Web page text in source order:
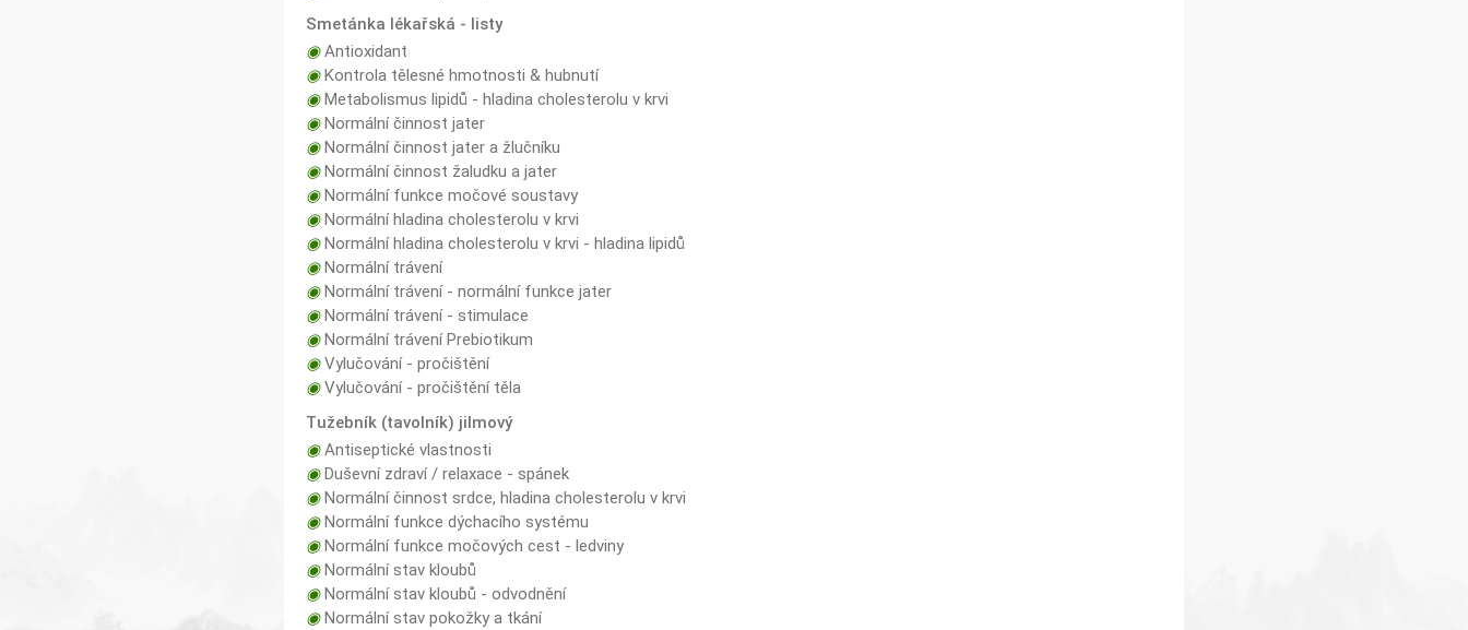
Smetánka lékařská - listy
◉Antioxidant
◉Kontrola tělesné hmotnosti & hubnutí
◉Metabolismus lipidů - hladina cholesterolu v krvi
◉Normální činnost jater
◉Normální činnost jater a žlučníku
◉Normální činnost žaludku a jater
◉Normální funkce močové soustavy
◉Normální hladina cholesterolu v krvi
◉Normální hladina cholesterolu v krvi - hladina lipidů
◉Normální trávení
◉Normální trávení - normální funkce jater
◉Normální trávení - stimulace
◉Normální trávení Prebiotikum
◉Vylučování - pročištění
◉Vylučování - pročištění těla
Tužebník (tavolník) jilmový
◉Antiseptické vlastnosti
◉Duševní zdraví / relaxace - spánek
◉Normální činnost srdce, hladina cholesterolu v krvi
◉Normální funkce dýchacího systému
◉Normální funkce močových cest - ledviny
◉Normální stav kloubů
◉Normální stav kloubů - odvodnění
◉Normální stav pokožky a tkání